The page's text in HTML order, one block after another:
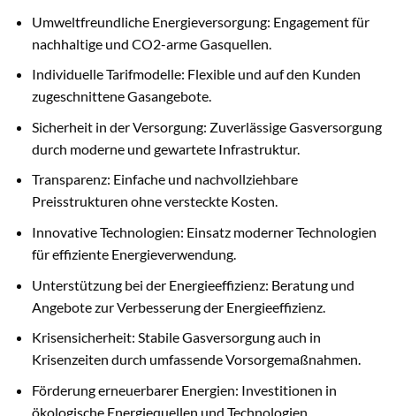
Umweltfreundliche Energieversorgung: Engagement für
nachhaltige und CO2-arme Gasquellen.
Individuelle Tarifmodelle: Flexible und auf den Kunden
zugeschnittene Gasangebote.
Sicherheit in der Versorgung: Zuverlässige Gasversorgung
durch moderne und gewartete Infrastruktur.
Transparenz: Einfache und nachvollziehbare
Preisstrukturen ohne versteckte Kosten.
Innovative Technologien: Einsatz moderner Technologien
für effiziente Energieverwendung.
Unterstützung bei der Energieeffizienz: Beratung und
Angebote zur Verbesserung der Energieeffizienz.
Krisensicherheit: Stabile Gasversorgung auch in
Krisenzeiten durch umfassende Vorsorgemaßnahmen.
Förderung erneuerbarer Energien: Investitionen in
ökologische Energiequellen und Technologien.